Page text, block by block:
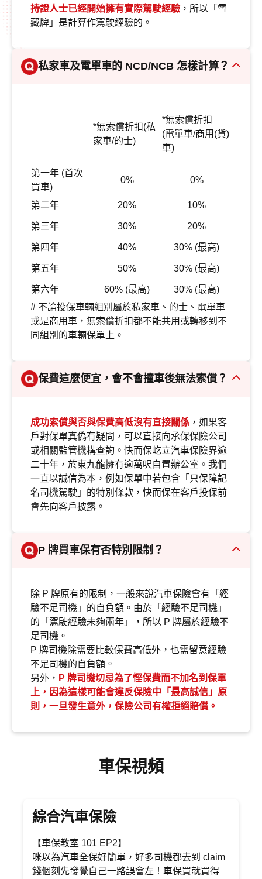
持證人士已經開始擁有實際駕駛經驗 ，所以「雪
藏牌」是計算作駕駛經驗的。
私家車及電單車的 NCD/NCB 怎樣計算？
*無索償折扣 (私
家車/的士)
*無索償折扣
(電單車/商用(貨)
車)
第一年 (首次
買車)
0% 0%
第二年 20% 10%
第三年 30% 20%
第四年 40% 30% (最高)
第五年 50% 30% (最高)
第六年 60% (最高)
30% (最高)
# 不論投保車輛組別屬於私家車、的士、電單車
或是商用車，無索償折扣都不能共用或轉移到不
同組別的車輛保單上。
保費這麼便宜，會不會撞車後無法索償？
成功索償與否與保費高低沒有直接關係 ，如果客
戶對保單真偽有疑問，可以直接向承保保險公司
或相關監管機構查詢。快而保屹立汽車保險界逾
二十年，於東九龍擁有逾萬呎自置辦公室。我們
一直以誠信為本，例如保單中若包含「只保障記
名司機駕駛」的特別條款，快而保在客戶投保前
會先向客戶披露。
P 牌買車保有否特別限制？
除 P 牌原有的限制，一般來說汽車保險會有「經
驗不足司機」的自負額。由於「經驗不足司機」
的「駕駛經驗未夠兩年」，所以 P 牌屬於經驗不
足司機。
P 牌司機除需要比較保費高低外，也需留意經驗
不足司機的自負額。
另外， P 牌司機切忌為了慳保費而不加名到保單
上，因為這樣可能會違反保險中「最高誠信」原
則，一旦發生意外，保險公司有權拒絕賠償。
車保視頻
綜合汽車保險
【車保教室 101 EP2】
咪以為汽車全保好簡單，好多司機都去到 claim
錢個刻先發覺自己一路誤會左！車保買就買得